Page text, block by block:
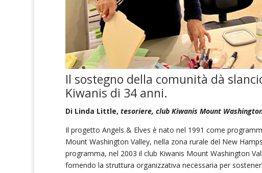
Il sostegno della comunità dà
Kiwanis di 34 anni.
Di Linda Little, tesoriere, club Kiwanis Mount
Il progetto Angels & Elves è nato nel 1991 come
Mount Washington Valley, nella zona rurale del New
programma, nel 2003 il club Kiwanis Mount Washington
fornendo la struttura organizzativa necessaria per